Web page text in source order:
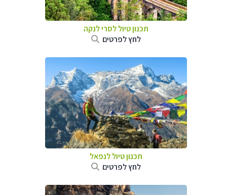
תכנון טיוללסרי לנקה
לחץ לפרטים
תכנון טיול לנפאל
לחץ לפרטים